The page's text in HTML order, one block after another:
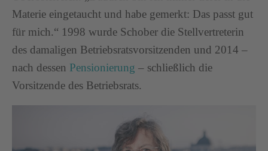
Materie eingetaucht und habe gemerkt: Das passt gut
für mich.“ 1998 wurde Schober die Stellvertreterin
des damaligen Betriebsratsvorsitzenden und 2014 –
nach dessen Pensionierung – schließlich die
Vorsitzende des Betriebsrats.